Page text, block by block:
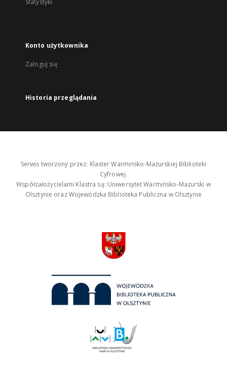
Statystyki
Konto użytkownika
Zaloguj się
Historia przeglądania
Serwis tworzony przez: Klaster Warmińsko-Mazurskiej Biblioteki
Cyfrowej.
Współzałożycielami Klastra są: Uniwersytet Warmińsko-Mazurski w
Olsztynie oraz Wojewódzka Biblioteka Publiczna w Olsztynie